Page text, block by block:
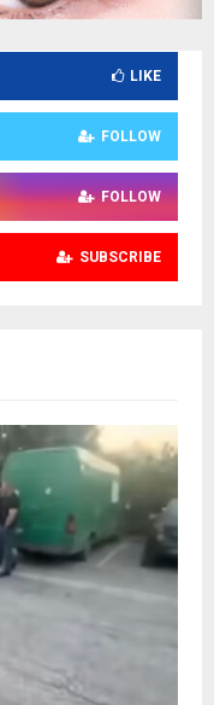
LIKE
FOLLOW
FOLLOW
SUBSCRIBE